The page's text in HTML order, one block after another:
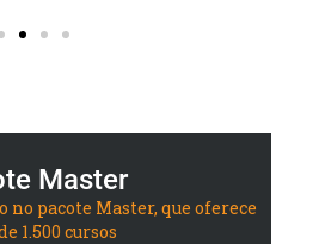
Master
no pacote Master, que oferece
1.500 cursos